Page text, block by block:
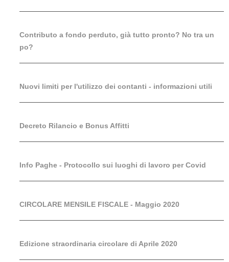
Contributo a fondo perduto, già tutto pronto? No tra un
po?
Nuovi limiti per l'utilizzo dei contanti - informazioni utili
Decreto Rilancio e Bonus Affitti
Info Paghe - Protocollo sui luoghi di lavoro per Covid
CIRCOLARE MENSILE FISCALE - Maggio 2020
Edizione straordinaria circolare di Aprile 2020